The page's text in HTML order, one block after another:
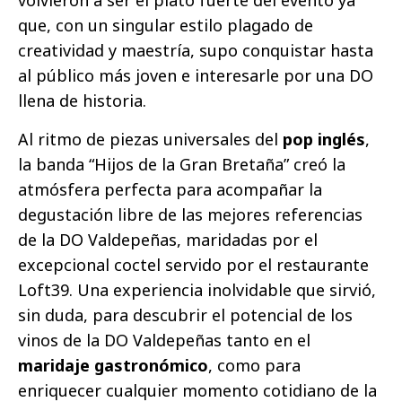
que, con un singular estilo plagado de
creatividad y maestría, supo conquistar hasta
al público más joven e interesarle por una DO
llena de historia.
Al ritmo de piezas universales del pop inglés,
la banda “Hijos de la Gran Bretaña” creó la
atmósfera perfecta para acompañar la
degustación libre de las mejores referencias
de la DO Valdepeñas, maridadas por el
excepcional coctel servido por el restaurante
Loft39. Una experiencia inolvidable que sirvió,
sin duda, para descubrir el potencial de los
vinos de la DO Valdepeñas tanto en el
maridaje gastronómico, como para
enriquecer cualquier momento cotidiano de la